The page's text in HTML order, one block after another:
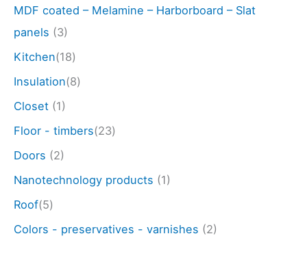
MDF coated – Melamine – Harborboard – Slat
panels (3)
Kitchen(18)
Insulation(8)
Closet (1)
Floor - timbers(23)
Doors (2)
Nanotechnology products (1)
Roof(5)
Colors - preservatives - varnishes (2)